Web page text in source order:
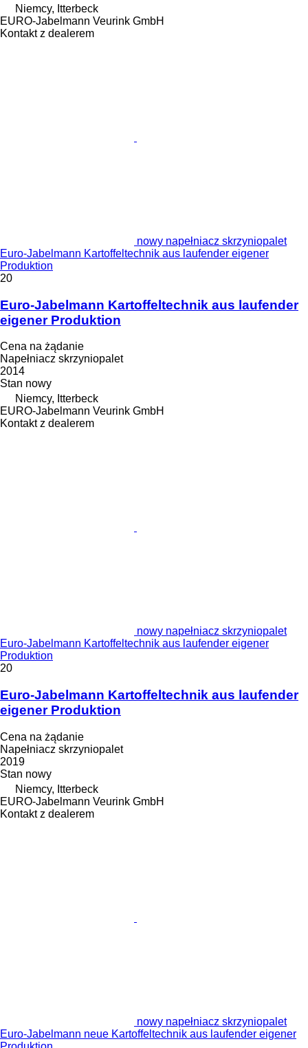
Niemcy, Itterbeck
EURO-Jabelmann Veurink GmbH
Kontakt z dealerem
nowy napełniacz skrzyniopalet
Euro-Jabelmann Kartoffeltechnik aus laufender eigener
Produktion
20
Euro-Jabelmann Kartoffeltechnik aus laufender
eigener Produktion
Cena na żądanie
Napełniacz skrzyniopalet
2014
Stan nowy
Niemcy, Itterbeck
EURO-Jabelmann Veurink GmbH
Kontakt z dealerem
nowy napełniacz skrzyniopalet
Euro-Jabelmann Kartoffeltechnik aus laufender eigener
Produktion
20
Euro-Jabelmann Kartoffeltechnik aus laufender
eigener Produktion
Cena na żądanie
Napełniacz skrzyniopalet
2019
Stan nowy
Niemcy, Itterbeck
EURO-Jabelmann Veurink GmbH
Kontakt z dealerem
nowy napełniacz skrzyniopalet
Euro-Jabelmann neue Kartoffeltechnik aus laufender eigener